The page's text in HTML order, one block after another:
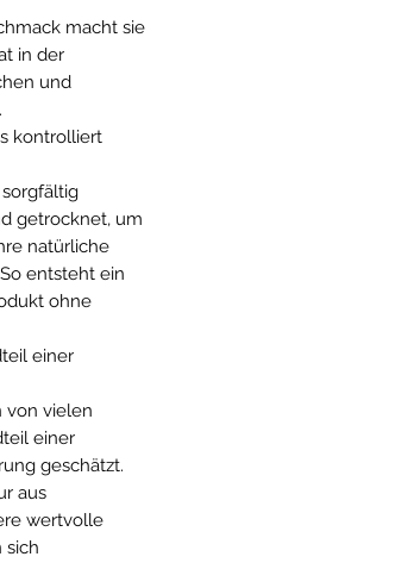
macht sie
in der
und
kontrolliert
getrocknet, um
natürliche
entsteht ein
ohne
einer
von vielen
einer
geschätzt.
aus
wertvolle
sich